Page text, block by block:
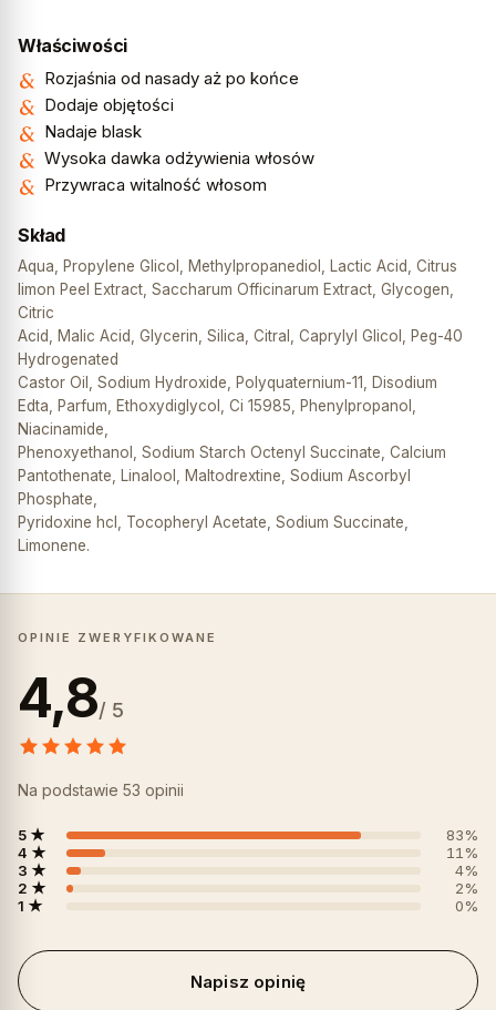
Właściwości
Rozjaśnia od nasady aż po końce
Dodaje objętości
Nadaje blask
Wysoka dawka odżywienia włosów
Przywraca witalność włosom
Skład
Aqua, Propylene Glicol, Methylpropanediol, Lactic Acid, Citrus
limon Peel Extract, Saccharum Officinarum Extract, Glycogen,
Citric
Acid, Malic Acid, Glycerin, Silica, Citral, Caprylyl Glicol, Peg-40
Hydrogenated
Castor Oil, Sodium Hydroxide, Polyquaternium-11, Disodium
Edta, Parfum, Ethoxydiglycol, Ci 15985, Phenylpropanol,
Niacinamide,
Phenoxyethanol, Sodium Starch Octenyl Succinate, Calcium
Pantothenate, Linalool, Maltodrextine, Sodium Ascorbyl
Phosphate,
Pyridoxine hcl, Tocopheryl Acetate, Sodium Succinate,
Limonene.
OPINIE ZWERYFIKOWANE
4,8/ 5
Na podstawie 53 opinii
5 ★
83%
4 ★
11%
3 ★
4%
2 ★
2%
1 ★
0%
Napisz opinię